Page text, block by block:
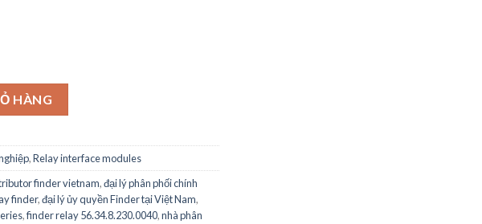
Relay, 4PDT, 230VAC, 12 A, 56 Series, Socket số lượng
HÀNG
,Relay interface modules
finder vietnam,đại lý phân phối chính
finder,đại lý ủy quyền Finder tại Việt Nam,
,finder relay 56.34.8.230.0040,nhà phân